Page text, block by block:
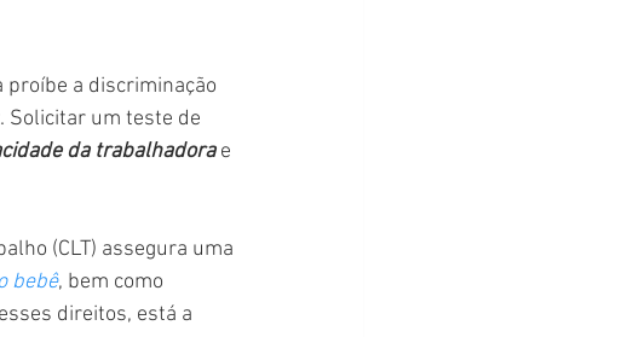
a discriminação
Solicitar um teste de
da trabalhadora e
(CLT) assegura uma
bebê, bem como
direitos, está a